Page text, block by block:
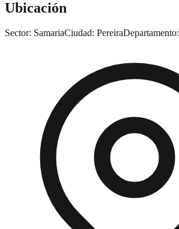
Ubicación
Sector: SamariaCiudad: PereiraDepartamento: